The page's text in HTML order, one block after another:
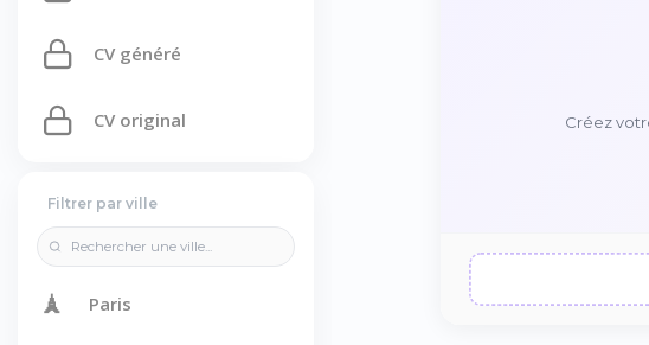
CV généré
CV original
Filtrer par ville
🗼 Paris
Créez